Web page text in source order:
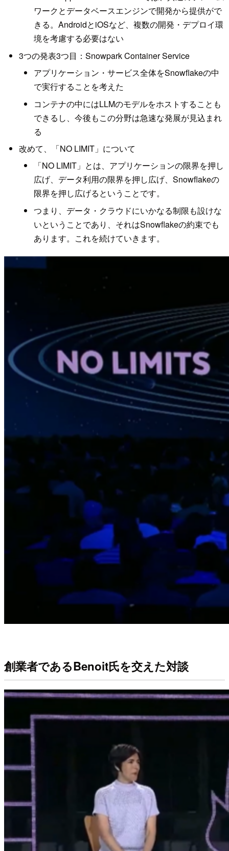
ワークとデータベースエンジンで開発から提供がで
きる。AndroidとiOSなど、複数の開発・デプロイ環
境を考慮する必要はない
3つの発表3つ目：Snowpark Container Service
アプリケーション・サービス全体をSnowflakeの中
で実行することを考えた
コンテナの中にはLLMのモデルをホストすることも
できるし、今後もこの分野は急速な発展が見込まれ
る
改めて、「NO LIMIT」について
「NO LIMIT」とは、アプリケーションの限界を押し
広げ、データ利用の限界を押し広げ、Snowflakeの
限界を押し広げるということです。
つまり、データ・クラウドにいかなる制限も設けな
いということであり、それはSnowflakeの約束でも
あります。これを続けていきます。
創業者であるBenoit氏を交えた対談